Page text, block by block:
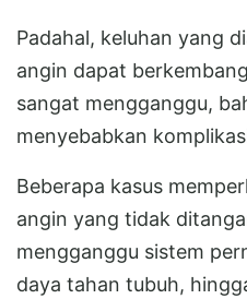
Padahal, keluhan yang
angin dapat
sangat mengganggu,
menyebabkan
Beberapa kasus
angin yang tidak
mengganggu sistem
daya tahan tubuh,